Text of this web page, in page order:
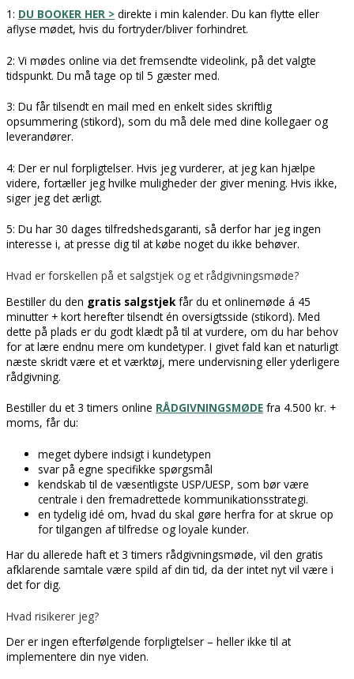
1: DU BOOKER HER > direkte i min kalender. Du kan flytte eller
aflyse mødet, hvis du fortryder/bliver forhindret.
2: Vi mødes online via det fremsendte videolink, på det valgte
tidspunkt. Du må tage op til 5 gæster med.
3: Du får tilsendt en mail med en enkelt sides skriftlig
opsummering (stikord), som du må dele med dine kollegaer og
leverandører.
4: Der er nul forpligtelser. Hvis jeg vurderer, at jeg kan hjælpe
videre, fortæller jeg hvilke muligheder der giver mening. Hvis ikke,
siger jeg det ærligt.
5: Du har 30 dages tilfredshedsgaranti, så derfor har jeg ingen
interesse i, at presse dig til at købe noget du ikke behøver.
Hvad er forskellen på et salgstjek og et rådgivningsmøde?
Bestiller du den gratis salgstjek får du et onlinemøde á 45
minutter + kort herefter tilsendt én oversigtsside (stikord). Med
dette på plads er du godt klædt på til at vurdere, om du har behov
for at lære endnu mere om kundetyper. I givet fald kan et naturligt
næste skridt være et et værktøj, mere undervisning eller yderligere
rådgivning.
Bestiller du et 3 timers online RÅDGIVNINGSMØDE fra 4.500 kr. +
moms, får du:
meget dybere indsigt i kundetypen
svar på egne specifikke spørgsmål
kendskab til de væsentligste USP/UESP, som bør være
centrale i den fremadrettede kommunikationsstrategi.
en tydelig idé om, hvad du skal gøre herfra for at skrue op
for tilgangen af tilfredse og loyale kunder.
Har du allerede haft et 3 timers rådgivningsmøde, vil den gratis
afklarende samtale være spild af din tid, da der intet nyt vil være i
det for dig.
Hvad risikerer jeg?
Der er ingen efterfølgende forpligtelser – heller ikke til at
implementere din nye viden.